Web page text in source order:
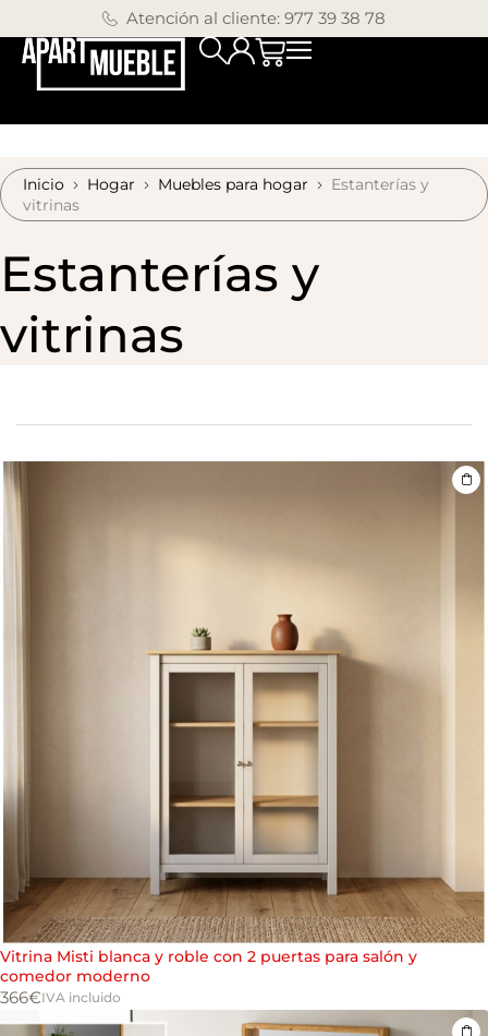
Atención al cliente: 977 39 38 78
Inicio Hogar Muebles para hogar
Estanterías y
vitrinas
Estanterías y
vitrinas
Vitrina Misti blanca y roble con 2 puertas para salón y
comedor moderno
366€IVA incluido